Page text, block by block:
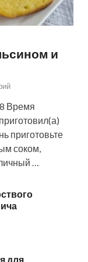
и
Время
приготовьте
соком,
…
для